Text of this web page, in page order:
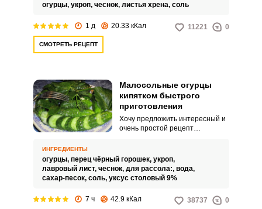
огурцы, укроп, чеснок, листья хрена, соль
1 д 20.33 кКал 11221 0
СМОТРЕТЬ РЕЦЕПТ
Малосольные огурцы
кипятком быстрого
приготовления
Хочу предложить интересный и
очень простой рецепт
использованием кипятка.
Закуску можно употреблять уже
через 6 часов.
ИНГРЕДИЕНТЫ
огурцы, перец чёрный горошек, укроп,
лавровый лист, чеснок, для рассола:, вода,
сахар-песок, соль, уксус столовый 9%
7 ч 42.9 кКал 38737 0